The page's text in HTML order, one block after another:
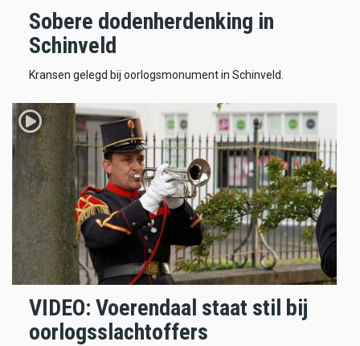
Sobere dodenherdenking in
Schinveld
Kransen gelegd bij oorlogsmonument in Schinveld.
VIDEO: Voerendaal staat stil bij
oorlogsslachtoffers